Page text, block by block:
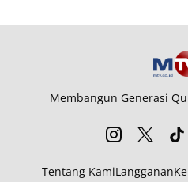
Membangun Generasi
Tentang KamiLangganan